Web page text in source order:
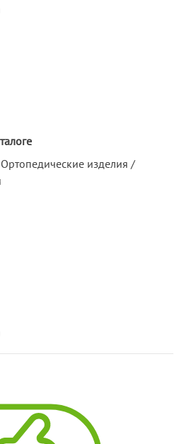
изделия /